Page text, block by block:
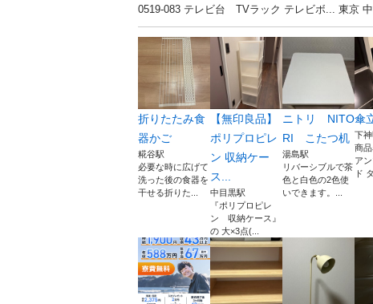
0519-083 テレビ台 TVラック テレビボ... 東京 中
折りたたみ食
器かご
糀谷駅
必要な時に広げて
洗った後の食器を
干せる折りた...
【無印良品】
ポリプロピレ
ン 収納ケー
ス...
中目黒駅
『ポリプロピレ
ン 収納ケース』
の 大×3点(...
ニトリ NITO
RI こたつ机
湯島駅
リバーシブルで茶
色と白色の2色使
いできます。...
傘
下
商
ア
ド